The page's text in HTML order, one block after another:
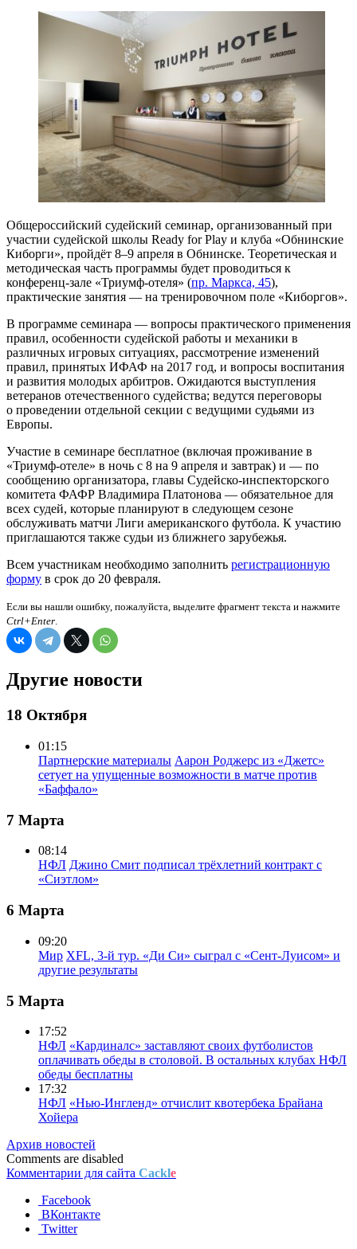
Общероссийский судейский семинар, организованный при
участии судейской школы Ready for Play и клуба «Обнинские
Киборги», пройдёт 8–9 апреля в Обнинске. Теоретическая и
методическая часть программы будет проводиться к
конференц-зале «Триумф-отеля» (пр. Маркса, 45),
практические занятия — на тренировочном поле «Киборгов».
В программе семинара — вопросы практического применения
правил, особенности судейской работы и механики в
различных игровых ситуациях, рассмотрение изменений
правил, принятых ИФАФ на 2017 год, и вопросы воспитания
и развития молодых арбитров. Ожидаются выступления
ветеранов отечественного судейства; ведутся переговоры
о проведении отдельной секции с ведущими судьями из
Европы.
Участие в семинаре бесплатное (включая проживание в
«Триумф-отеле» в ночь с 8 на 9 апреля и завтрак) и — по
сообщению организатора, главы Судейско-инспекторского
комитета ФАФР Владимира Платонова — обязательное для
всех судей, которые планируют в следующем сезоне
обслуживать матчи Лиги американского футбола. К участию
приглашаются также судьи из ближнего зарубежья.
Всем участникам необходимо заполнить регистрационную
форму в срок до 20 февраля.
Если вы нашли ошибку, пожалуйста, выделите фрагмент текста и нажмите
Ctrl+Enter.
Другие новости
18 Октября
01:15
Партнерские материалы Аарон Роджерс из «Джетс»
сетует на упущенные возможности в матче против
«Баффало»
7 Марта
08:14
НФЛ Джино Смит подписал трёхлетний контракт с
«Сиэтлом»
6 Марта
09:20
Мир XFL, 3-й тур. «Ди Си» сыграл с «Сент-Луисом» и
другие результаты
5 Марта
17:52
НФЛ «Кардиналс» заставляют своих футболистов
оплачивать обеды в столовой. В остальных клубах НФЛ
обеды бесплатны
17:32
НФЛ «Нью-Ингленд» отчислит квотербека Брайана
Хойера
Архив новостей
Comments are disabled
Комментарии для сайта Cackle
Facebook
ВКонтакте
Twitter